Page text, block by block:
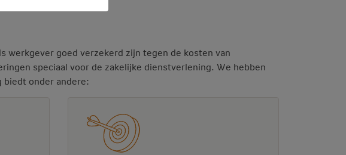
werkgever goed verzekerd zijn tegen de kosten van
speciaal voor de zakelijke dienstverlening. We hebben
biedt onder andere: